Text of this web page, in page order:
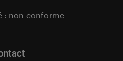
: non conforme